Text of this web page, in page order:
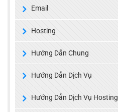
Email
Hosting
Hướng Dẫn Chung
Hướng Dẫn Dịch Vụ
Hướng Dẫn Dịch Vụ Hosting